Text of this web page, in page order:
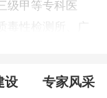
级甲等专科医
性检测所、广
程度鉴定；承担
设 专家风采